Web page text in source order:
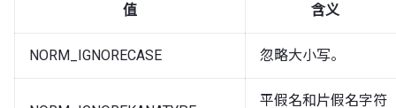
值 含义
NORM_IGNORECASE 忽略大小写。
平假名和片假名字符